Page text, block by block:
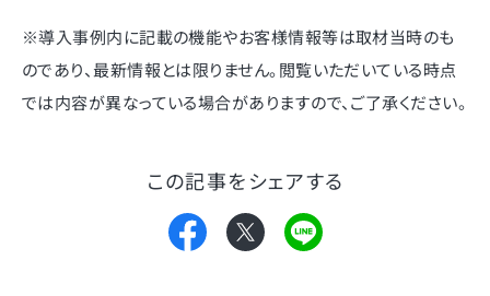
※導入事例内に記載の機能やお客様情報等は取材当時のも
のであり、最新情報とは限りません。閲覧いただいている時点
では内容が異なっている場合がありますので、ご了承ください。
この記事をシェアする